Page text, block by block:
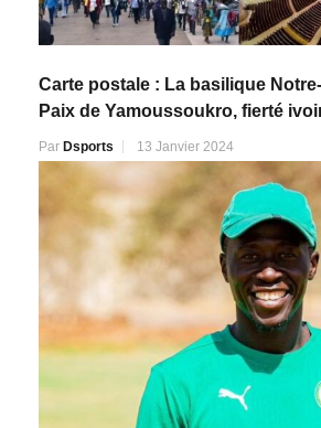
Carte postale : La basilique
Paix de Yamoussoukro, fierté
Par Dsports 13 Janvier 2024